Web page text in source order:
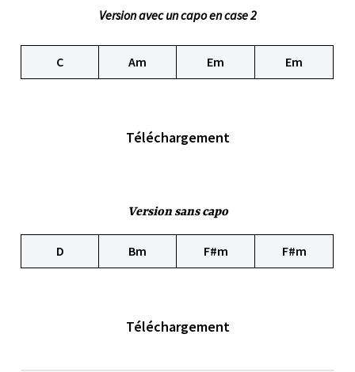
Version avec un capo en case 2
C Am Em Em
Téléchargement
Version sans capo
D Bm F#m F#m
Téléchargement